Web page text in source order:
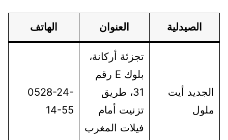
الصيدلية العنوان الهاتف
الجديد أيت
ملول
تجزئة أركانة،
بلوك E رقم
31، طريق
تزنيت أمام
فيلات المغرب
0528-24-
14-55